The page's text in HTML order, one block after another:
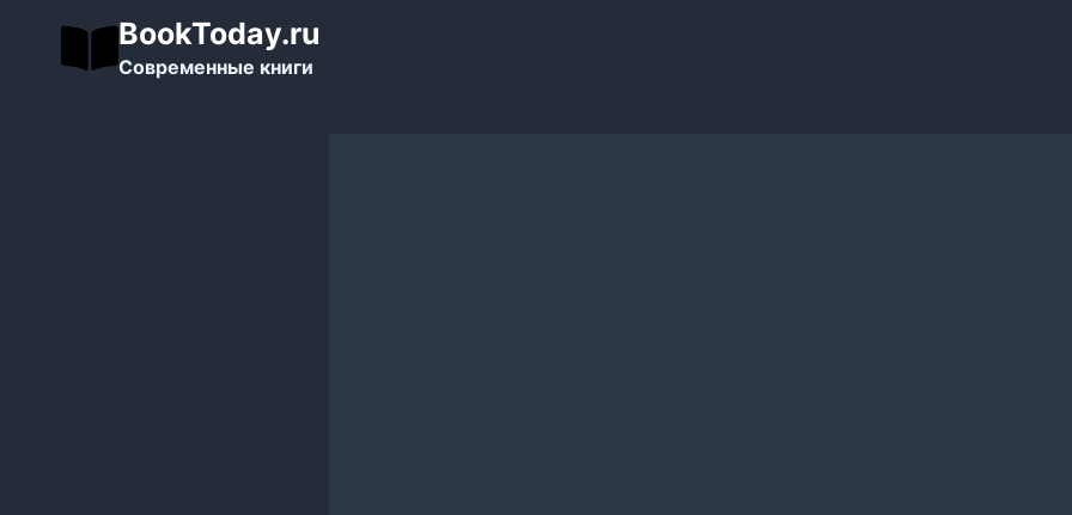
содержимому
BookToday.ru
Современные книги